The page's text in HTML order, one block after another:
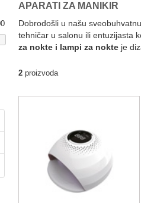
APARATI ZA MANIKIR
Dobrodošli u našu
tehničar u salonu ili entuzijasta
za nokte i lampi za nokte je
2 proizvoda